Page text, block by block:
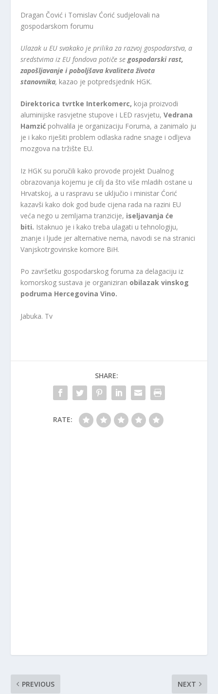
Dragan Čović i Tomislav Ćorić sudjelovali na
gospodarskom forumu
Ulazak u EU svakako je prilika za razvoj gospodarstva, a
sredstvima iz EU fondova potiče segospodarski rast,
zapošljavanje i poboljšava kvaliteta života
stanovnika, kazao je potpredsjednik HGK.
Direktorica tvrtke Interkomerc, koja proizvodi
aluminijske rasvjetne stupove i LED rasvjetu,Vedrana
Hamzić pohvalila je organizaciju Foruma, a zanimalo ju
je i kako riješiti problem odlaska radne snage i odljeva
mozgova na tržište EU.
Iz HGK su poručili kako provode projekt Dualnog
obrazovanja kojemu je cilj da što više mladih ostane u
Hrvatskoj, a u raspravu se uključio i ministar Ćorić
kazavši kako dok god bude cijena rada na razini EU
veća nego u zemljama tranzicije, iseljavanja će
biti. Istaknuo je i kako treba ulagati u tehnologiju,
znanje i ljude jer alternative nema, navodi se na stranici
Vanjskotrgovinske komore BiH.
Po završetku gospodarskog foruma za delagaciju iz
komorskog sustava je organiziran obilazak vinskog
podruma Hercegovina Vino.
Jabuka. Tv
SHARE:
RATE:
PREVIOUS NEXT